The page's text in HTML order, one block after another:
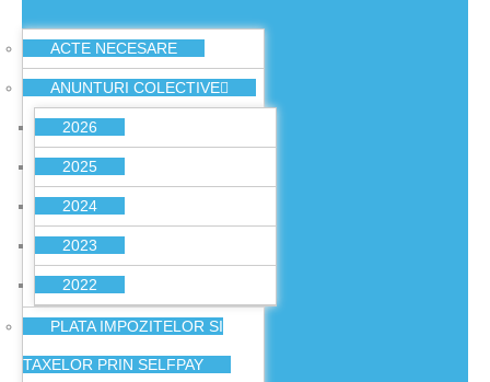
ACTE NECESARE
ANUNTURI COLECTIVE
2026
2025
2024
2023
2022
PLATA IMPOZITELOR SI
TAXELOR PRIN SELFPAY